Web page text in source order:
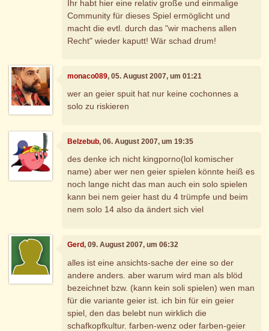
Ihr habt hier eine relativ große und einmalige
Community für dieses Spiel ermöglicht und
macht die evtl. durch das "wir machens allen
Recht" wieder kaputt! Wär schad drum!
monaco089, 05. August 2007, um 01:21
wer an geier spuit hat nur keine cochonnes a
solo zu riskieren
Belzebub, 06. August 2007, um 19:35
des denke ich nicht kingporno(lol komischer
name) aber wer nen geier spielen könnte heiß es
noch lange nicht das man auch ein solo spielen
kann bei nem geier hast du 4 trümpfe und beim
nem solo 14 also da ändert sich viel
Gerd, 09. August 2007, um 06:32
alles ist eine ansichts-sache der eine so der
andere anders. aber warum wird man als blöd
bezeichnet bzw. (kann kein soli spielen) wen man
für die variante geier ist. ich bin für ein geier
spiel, den das belebt nun wirklich die
schafkopfkultur. farben-wenz oder farben-geier